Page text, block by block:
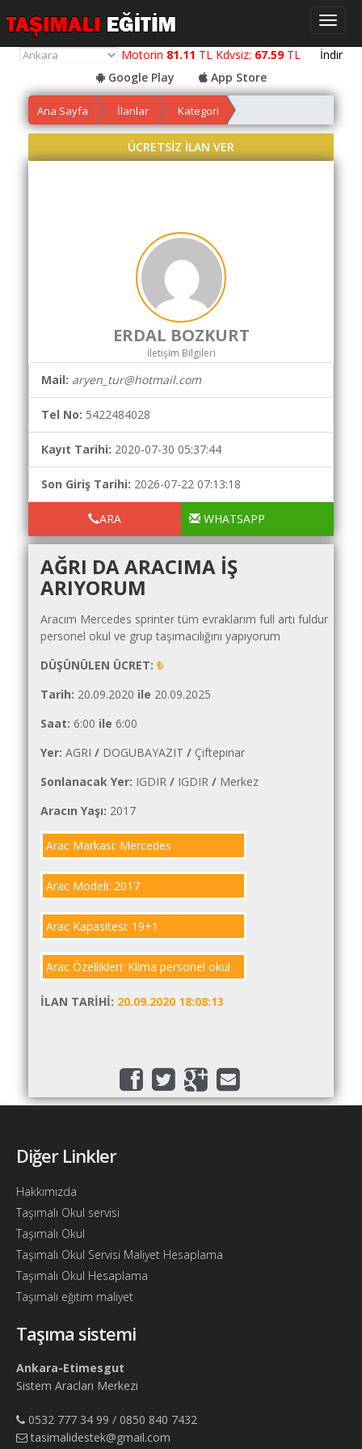
Motorin 81.11 TL Kdvsiz: 67.59TL İndir
Google Play
App Store
Yol
Hesaplama
Yol
Maliyet
Hesaplama
Şartname
Karşılaştırma
Robotu
Masaüstü
Programı
Sınır
Değer
Akaryakıt
Fiyatları
İhale
Arayanlar
Arac
arayanlar
Soför
arayanlar
Aracına
arayanlar
Bul
Hakkımızda
İletişim
Ana Sayfa İlanlar Kategori
ÜCRETSİZ İLAN VER
ERDAL BOZKURT
İletişim Bilgileri
Mail: aryen_tur@hotmail.com
Tel No: 5422484028
Kayıt Tarihi: 2020-07-30 05:37:44
Son Giriş Tarihi: 2026-07-22 07:13:18
ARA WHATSAPP
AĞRI DA ARACIMA IŞ
ARIYORUM
Aracım Mercedes sprinter tüm evraklarım full artı fuldur
personel okul ve grup taşımacılığını yapıyorum
DÜŞÜNÜLEN ÜCRET: ₺
Tarih: 20.09.2020 ile 20.09.2025
Saat: 6:00 ile 6:00
Yer: AGRI / DOGUBAYAZIT / Çiftepınar
Sonlanacak Yer: IGDIR / IGDIR / Merkez
Aracın Yaşı: 2017
Arac Markası: Mercedes
Arac Modeli: 2017
Arac Kapasitesi: 19+1
Arac Özellikleri: Klima personel okul
İLAN TARIHI: 20.09.2020 18:08:13
Diğer Linkler
Hakkımızda
Taşımalı Okul servisi
Taşımalı Okul
Taşımalı Okul Servisi Maliyet Hesaplama
Taşımalı Okul Hesaplama
Taşımalı eğitim maliyet
Taşıma sistemi
Ankara-Etimesgut
Sistem Aracları Merkezi
0532 777 34 99 / 0850 840 7432
tasimalidestek@gmail.com